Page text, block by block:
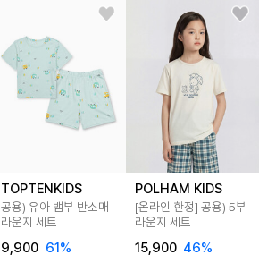
TOPTENKIDS
공용) 유아 뱀부 반소매
라운지 세트
9,900 61%
POLHAM KIDS
[온라인 한정] 공용) 5부
라운지 세트
15,900 46%